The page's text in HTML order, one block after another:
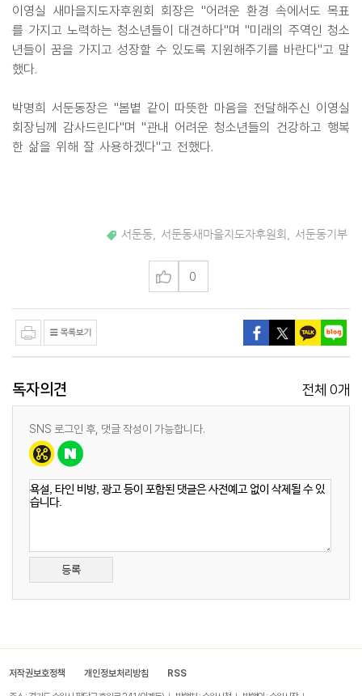
이영실 새마을지도자후원회 회장은 "어려운 환경 속에서도 목표
를 가지고 노력하는 청소년들이 대견하다"며 "미래의 주역인 청소
년들이 꿈을 가지고 성장할 수 있도록 지원해주기를 바란다"고 말
했다.
박명희 서둔동장은 "봄볕 같이 따뜻한 마음을 전달해주신 이영실
회장님께 감사드린다"며 "관내 어려운 청소년들의 건강하고 행복
한 삶을 위해 잘 사용하겠다"고 전했다.
서둔동 서둔동새마을지도자후원회 서둔동기부
0
독자의견 전체 0개
SNS 로그인 후, 댓글 작성이 가능합니다.
등록
저작권보호정책 개인정보처리방침 RSS